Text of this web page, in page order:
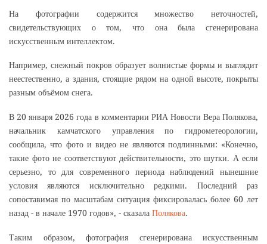
На фотографии содержится множество неточностей,
свидетельствующих о том, что она была сгенерирована
искусственным интеллектом.
Например, снежный покров образует волнистые формы и выглядит
неестественно, а здания, стоящие рядом на одной высоте, покрыты
разным объёмом снега.
В 20 января 2026 года в комментарии РИА Новости Вера Полякова,
начальник камчатского управления по гидрометеорологии,
сообщила, что фото и видео не являются подлинными: «Конечно,
такие фото не соответствуют действительности, это шутки. А если
серьезно, то для современного периода наблюдений нынешние
условия являются исключительно редкими. Последний раз
сопоставимая по масштабам ситуация фиксировалась более 60 лет
назад - в начале 1970 годов», - сказала Полякова.
Таким образом, фотография сгенерирована искусственным